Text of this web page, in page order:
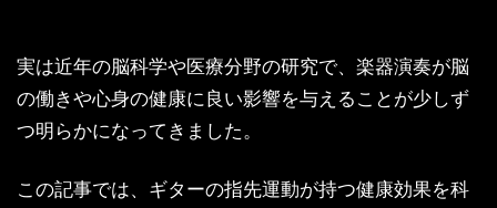
実は近年の脳科学や医療分野の研究で、楽器演奏が脳
の働きや心身の健康に良い影響を与えることが少しず
つ明らかになってきました。
この記事では、ギターの指先運動が持つ健康効果を科